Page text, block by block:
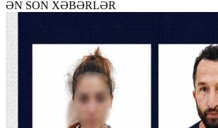
ƏN SON XƏBƏRLƏR